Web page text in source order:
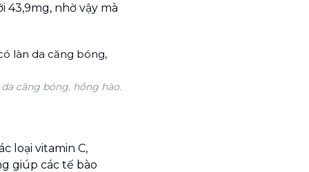
43,9mg, nhờ vậy mà
căng bóng, hồng hào.
loại vitamin C,
giúp các tế bào